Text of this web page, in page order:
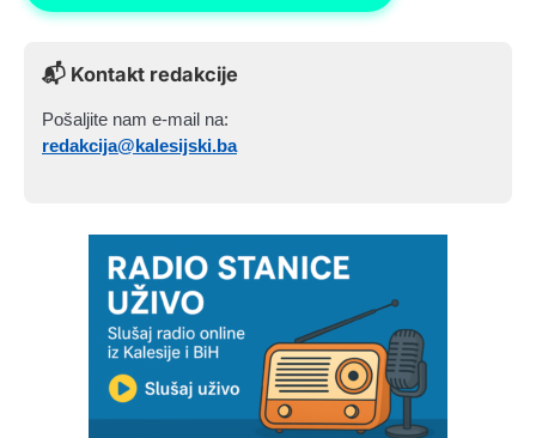
📬 Kontakt redakcije
Pošaljite nam e-mail na:
redakcija@kalesijski.ba